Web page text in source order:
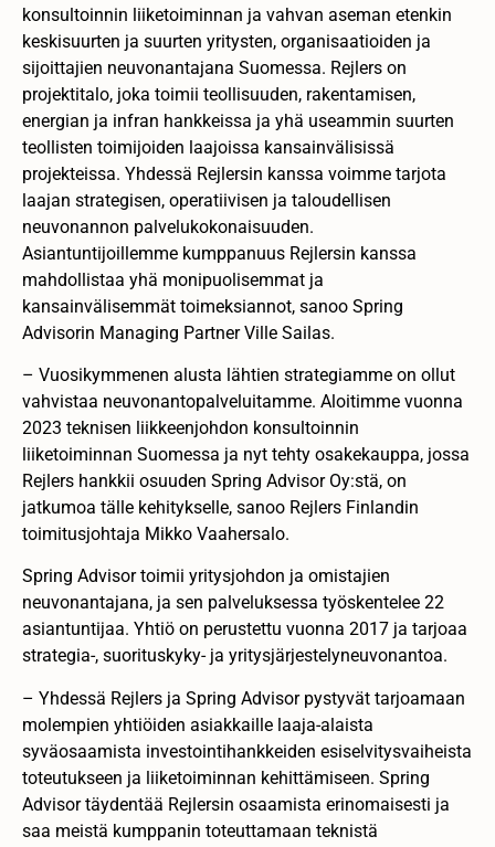
konsultoinnin liiketoiminnan ja vahvan aseman etenkin
keskisuurten ja suurten yritysten, organisaatioiden ja
sijoittajien neuvonantajana Suomessa. Rejlers on
projektitalo, joka toimii teollisuuden, rakentamisen,
energian ja infran hankkeissa ja yhä useammin suurten
teollisten toimijoiden laajoissa kansainvälisissä
projekteissa. Yhdessä Rejlersin kanssa voimme tarjota
laajan strategisen, operatiivisen ja taloudellisen
neuvonannon palvelukokonaisuuden.
Asiantuntijoillemme kumppanuus Rejlersin kanssa
mahdollistaa yhä monipuolisemmat ja
kansainvälisemmät toimeksiannot, sanoo Spring
Advisorin Managing Partner Ville Sailas.
– Vuosikymmenen alusta lähtien strategiamme on ollut
vahvistaa neuvonantopalveluitamme. Aloitimme vuonna
2023 teknisen liikkeenjohdon konsultoinnin
liiketoiminnan Suomessa ja nyt tehty osakekauppa, jossa
Rejlers hankkii osuuden Spring Advisor Oy:stä, on
jatkumoa tälle kehitykselle, sanoo Rejlers Finlandin
toimitusjohtaja Mikko Vaahersalo.
Spring Advisor toimii yritysjohdon ja omistajien
neuvonantajana, ja sen palveluksessa työskentelee 22
asiantuntijaa. Yhtiö on perustettu vuonna 2017 ja tarjoaa
strategia-, suorituskyky- ja yritysjärjestelyneuvonantoa.
– Yhdessä Rejlers ja Spring Advisor pystyvät tarjoamaan
molempien yhtiöiden asiakkaille laaja-alaista
syväosaamista investointihankkeiden esiselvitysvaiheista
toteutukseen ja liiketoiminnan kehittämiseen. Spring
Advisor täydentää Rejlersin osaamista erinomaisesti ja
saa meistä kumppanin toteuttamaan teknistä